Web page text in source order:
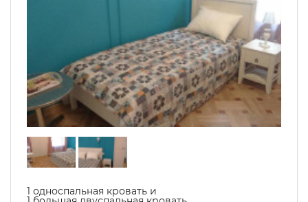
1 односпальная кровать и